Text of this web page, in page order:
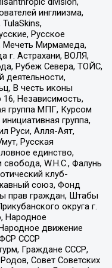
инглиизма,
Русское
Мечеть Мирмамеда,
г. Астрахани, ВОЛЯ,
Рубеж Севера, ТОЙС,
деятельности,
В честь иконы
Независимость,
группа МПГ, Курсом
группа,
Руси, Алля-Аят,
Русская
единство,
W.H.С., Фалунь
клуб-
союз, Фонд
прав граждан, Штабы
округа г.
Народное
движение
СССР
Граждане СССР,
Совет Советских